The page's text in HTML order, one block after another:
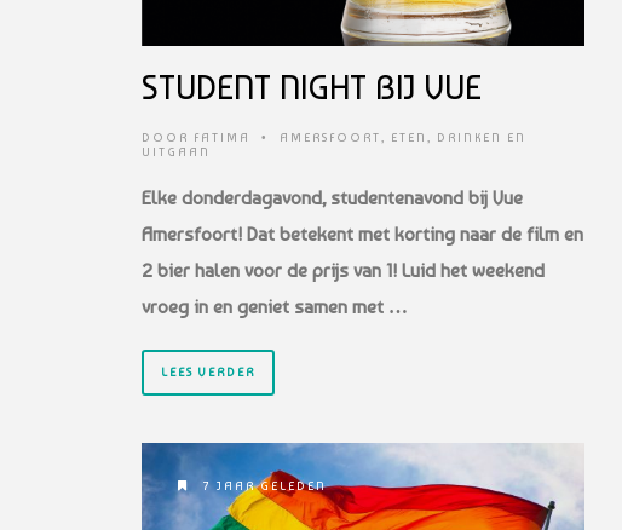
STUDENT NIGHT BIJ VUE
DOOR FATIMA • AMERSFOORT
ETEN, DRINKEN EN
UITGAAN
Elke donderdagavond, studentenavond bij Vue
Amersfoort! Dat betekent met korting naar de film en
2 bier halen voor de prijs van 1! Luid het weekend
vroeg in en geniet samen met …
LEES VERDER
7 JAAR GELEDEN